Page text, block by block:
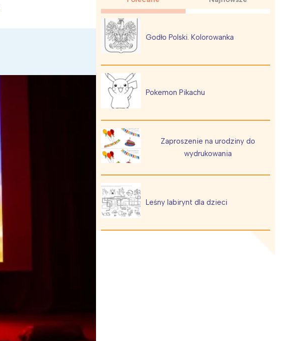
Godło Polski. Kolorowanka
Pokemon Pikachu
Zaproszenie na urodziny do
wydrukowania
Leśny labirynt dla dzieci